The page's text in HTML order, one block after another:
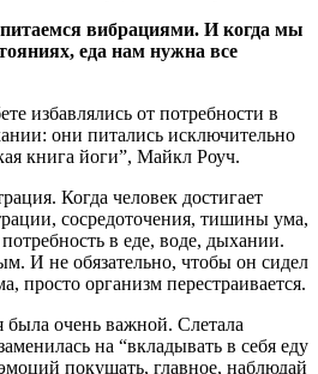
вибрациями. И когда мы
еда нам нужна все
избавлялись от потребности в
они питались исключительно
книга йоги”, Майкл Роуч.
Когда человек достигает
сосредоточения, тишины ума,
в еде, воде, дыхании.
И не обязательно, чтобы он сидел
просто организм перестраивается.
очень важной. Слетала
на “вкладывать в себя еду
покушать, главное, наблюдай